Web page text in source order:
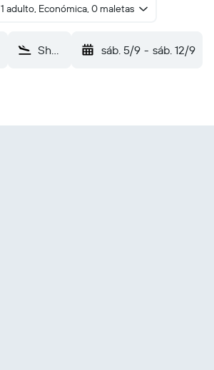
1 adulto, Económica, 0 maletas
Shenyang (SHE) sáb. 5/9 - sáb. 12/9